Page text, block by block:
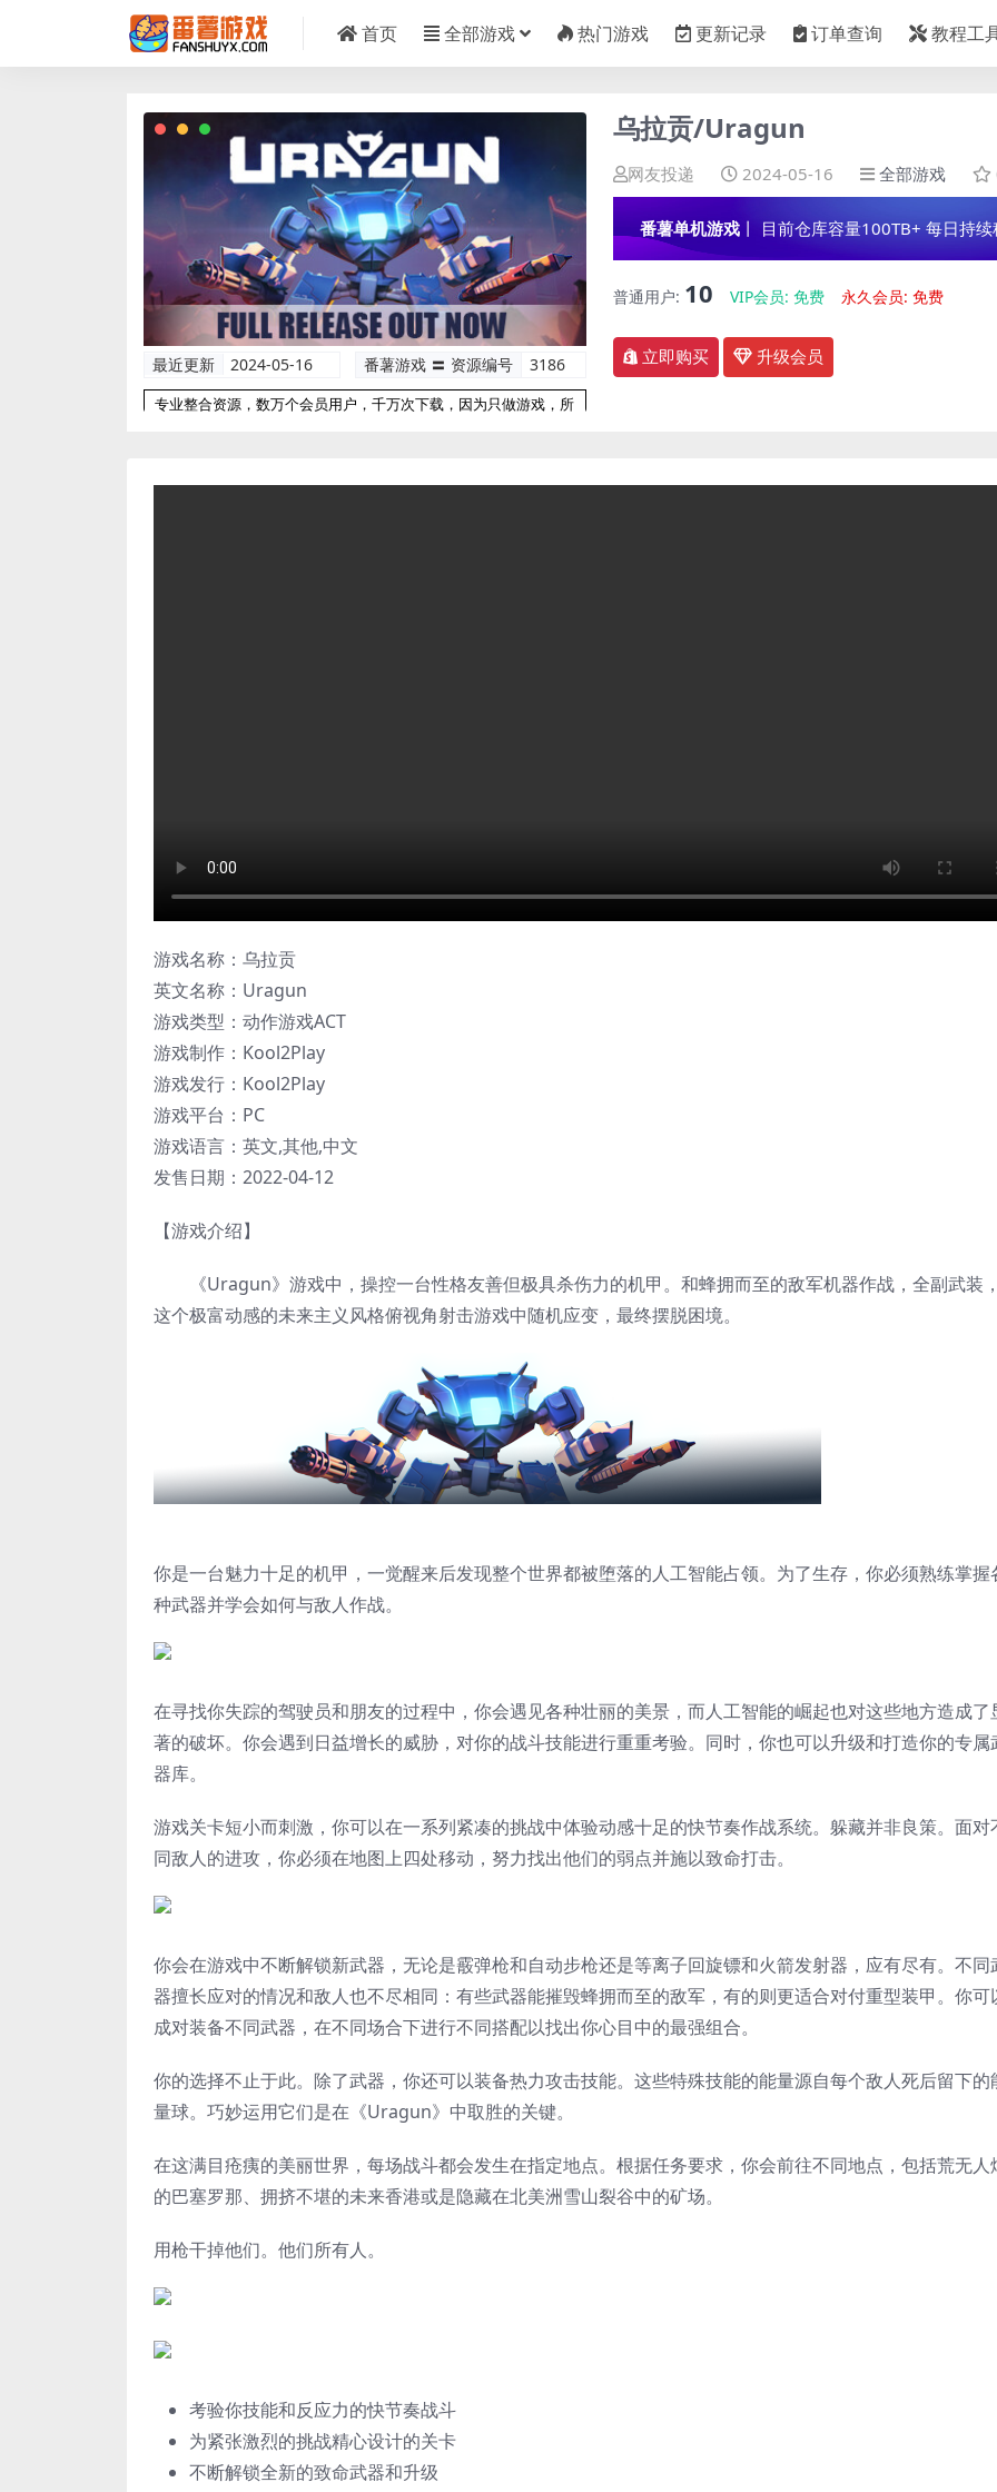
首页 全部游戏 热门游戏 更新记录 订单查询 教程工
最近更新 2024-05-16 番薯游戏 〓 资源编号 3186
专业整合资源，数万个会员用户，千万次下载，因为只做游戏，所
乌拉贡/Uragun
网友投递 2024-05-16 全部游戏
番薯单机游戏 丨 目前仓库容量100TB+ 每日持
普通用户: 10 VIP会员:免费 永久会员:免费
立即购买 升级会员
游戏名称：乌拉贡
英文名称：Uragun
游戏类型：动作游戏ACT
游戏制作：Kool2Play
游戏发行：Kool2Play
游戏平台：PC
游戏语言：英文,其他,中文
发售日期：2022-04-12
【游戏介绍】
《Uragun》游戏中，操控一台性格友善但极具杀伤力的机甲。和蜂拥而至的敌军机器作战，全副武装
这个极富动感的未来主义风格俯视角射击游戏中随机应变，最终摆脱困境。
你是一台魅力十足的机甲，一觉醒来后发现整个世界都被堕落的人工智能占领。为了生存，你必须熟练掌握
种武器并学会如何与敌人作战。
在寻找你失踪的驾驶员和朋友的过程中，你会遇见各种壮丽的美景，而人工智能的崛起也对这些地方造成了
著的破坏。你会遇到日益增长的威胁，对你的战斗技能进行重重考验。同时，你也可以升级和打造你的专属
器库。
游戏关卡短小而刺激，你可以在一系列紧凑的挑战中体验动感十足的快节奏作战系统。躲藏并非良策。面对
同敌人的进攻，你必须在地图上四处移动，努力找出他们的弱点并施以致命打击。
你会在游戏中不断解锁新武器，无论是霰弹枪和自动步枪还是等离子回旋镖和火箭发射器，应有尽有。不同
器擅长应对的情况和敌人也不尽相同：有些武器能摧毁蜂拥而至的敌军，有的则更适合对付重型装甲。你可
成对装备不同武器，在不同场合下进行不同搭配以找出你心目中的最强组合。
你的选择不止于此。除了武器，你还可以装备热力攻击技能。这些特殊技能的能量源自每个敌人死后留下的
量球。巧妙运用它们是在《Uragun》中取胜的关键。
在这满目疮痍的美丽世界，每场战斗都会发生在指定地点。根据任务要求，你会前往不同地点，包括荒无人
的巴塞罗那、拥挤不堪的未来香港或是隐藏在北美洲雪山裂谷中的矿场。
用枪干掉他们。他们所有人。
考验你技能和反应力的快节奏战斗
为紧张激烈的挑战精心设计的关卡
不断解锁全新的致命武器和升级